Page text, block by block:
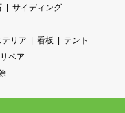
サイディング
リア 看板
テント
ペア